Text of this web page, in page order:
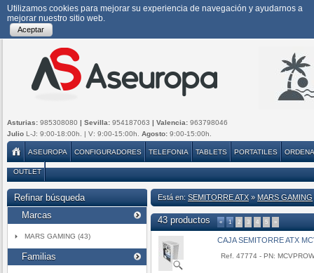
Utilizamos cookies para mejorar su experiencia de navegación y ayudarnos a
mejorar nuestro sitio web.
Aceptar
Asturias: 985308080 | Sevilla: 954187063 | Valencia: 963798046
Julio L-J: 9:00-18:00h. | V: 9:00-15:00h. Agosto: 9:00-15:00h.
ASEUROPA CONFIGURADORES TELEFONIA TABLETS PORTATILES
OUTLET
Refinar búsqueda
Marcas
MARS GAMING (43)
Familias
Está en: SEMITORRE ATX » MARS GAMING
43 productos « 1 2 3 4 5 »
CAJA SEMITORRE ATX
Ref. 47774 - PN: MCVPROW